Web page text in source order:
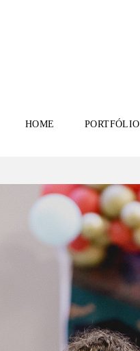
HOME PORTFÓLIO